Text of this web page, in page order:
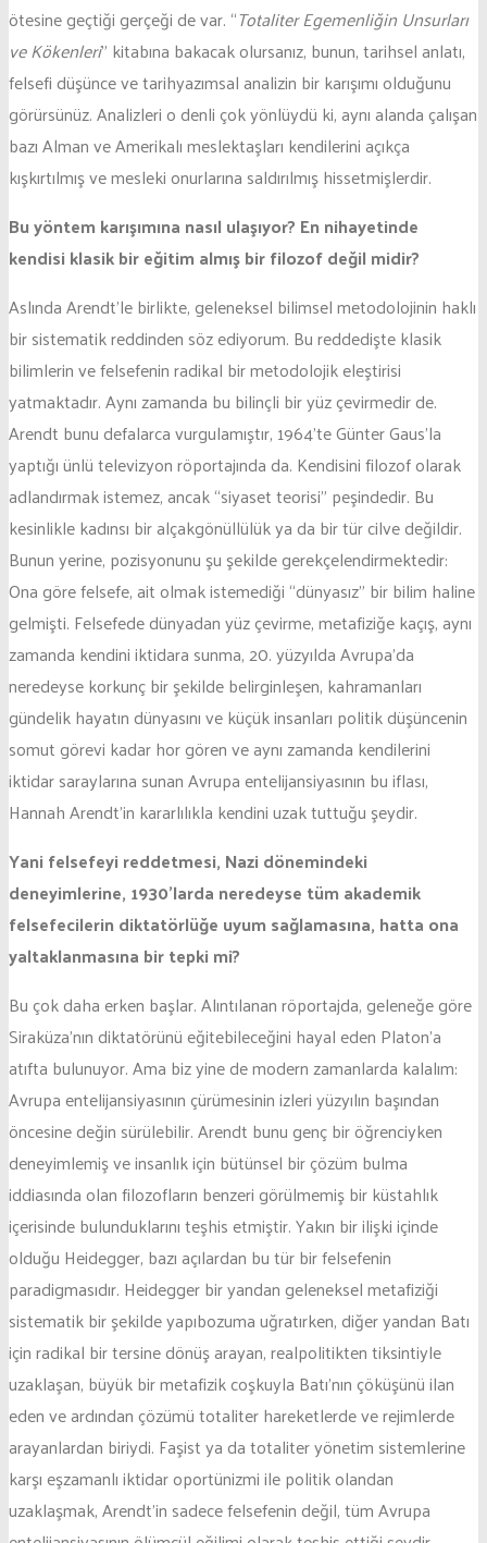
ötesine geçtiği gerçeği de var. “Totaliter Egemenliğin Unsurları
ve Kökenleri” kitabına bakacak olursanız, bunun, tarihsel anlatı,
felsefi düşünce ve tarihyazımsal analizin bir karışımı olduğunu
görürsünüz. Analizleri o denli çok yönlüydü ki, aynı alanda çalışan
bazı Alman ve Amerikalı meslektaşları kendilerini açıkça
kışkırtılmış ve mesleki onurlarına saldırılmış hissetmişlerdir.
Bu yöntem karışımına nasıl ulaşıyor? En nihayetinde
kendisi klasik bir eğitim almış bir filozof değil midir?
Aslında Arendt’le birlikte, geleneksel bilimsel metodolojinin haklı
bir sistematik reddinden söz ediyorum. Bu reddedişte klasik
bilimlerin ve felsefenin radikal bir metodolojik eleştirisi
yatmaktadır. Aynı zamanda bu bilinçli bir yüz çevirmedir de.
Arendt bunu defalarca vurgulamıştır, 1964’te Günter Gaus’la
yaptığı ünlü televizyon röportajında da. Kendisini filozof olarak
adlandırmak istemez, ancak “siyaset teorisi” peşindedir. Bu
kesinlikle kadınsı bir alçakgönüllülük ya da bir tür cilve değildir.
Bunun yerine, pozisyonunu şu şekilde gerekçelendirmektedir:
Ona göre felsefe, ait olmak istemediği “dünyasız” bir bilim haline
gelmişti. Felsefede dünyadan yüz çevirme, metafiziğe kaçış, aynı
zamanda kendini iktidara sunma, 20. yüzyılda Avrupa’da
neredeyse korkunç bir şekilde belirginleşen, kahramanları
gündelik hayatın dünyasını ve küçük insanları politik düşüncenin
somut görevi kadar hor gören ve aynı zamanda kendilerini
iktidar saraylarına sunan Avrupa entelijansiyasının bu iflası,
Hannah Arendt’in kararlılıkla kendini uzak tuttuğu şeydir.
Yani felsefeyi reddetmesi, Nazi dönemindeki
deneyimlerine, 1930’larda neredeyse tüm akademik
felsefecilerin diktatörlüğe uyum sağlamasına, hatta ona
yaltaklanmasına bir tepki mi?
Bu çok daha erken başlar. Alıntılanan röportajda, geleneğe göre
Siraküza’nın diktatörünü eğitebileceğini hayal eden Platon’a
atıfta bulunuyor. Ama biz yine de modern zamanlarda kalalım:
Avrupa entelijansiyasının çürümesinin izleri yüzyılın başından
öncesine değin sürülebilir. Arendt bunu genç bir öğrenciyken
deneyimlemiş ve insanlık için bütünsel bir çözüm bulma
iddiasında olan filozofların benzeri görülmemiş bir küstahlık
içerisinde bulunduklarını teşhis etmiştir. Yakın bir ilişki içinde
olduğu Heidegger, bazı açılardan bu tür bir felsefenin
paradigmasıdır. Heidegger bir yandan geleneksel metafiziği
sistematik bir şekilde yapıbozuma uğratırken, diğer yandan Batı
için radikal bir tersine dönüş arayan, realpolitikten tiksintiyle
uzaklaşan, büyük bir metafizik coşkuyla Batı’nın çöküşünü ilan
eden ve ardından çözümü totaliter hareketlerde ve rejimlerde
arayanlardan biriydi. Faşist ya da totaliter yönetim sistemlerine
karşı eşzamanlı iktidar oportünizmi ile politik olandan
uzaklaşmak, Arendt’in sadece felsefenin değil, tüm Avrupa